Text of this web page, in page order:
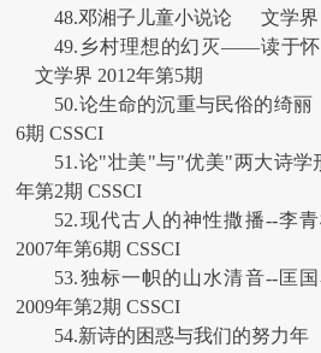
48.邓湘子儿童小说论 文学界
49.乡村理想的幻灭——读于怀
文学界 2012年第5期
50.论生命的沉重与民俗的绮
6期 CSSCI
51.论"壮美"与"优美"两大诗
年第2期 CSSCI
52.现代古人的神性撒播--李
2007年第6期 CSSCI
53.独标一帜的山水清音--匡
2009年第2期 CSSCI
54.新诗的困惑与我们的努力年